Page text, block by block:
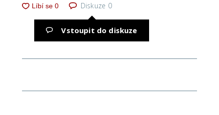
Diskuze 0
Vstoupit do diskuze